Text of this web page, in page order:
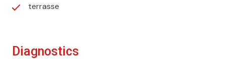
terrasse
Diagnostics